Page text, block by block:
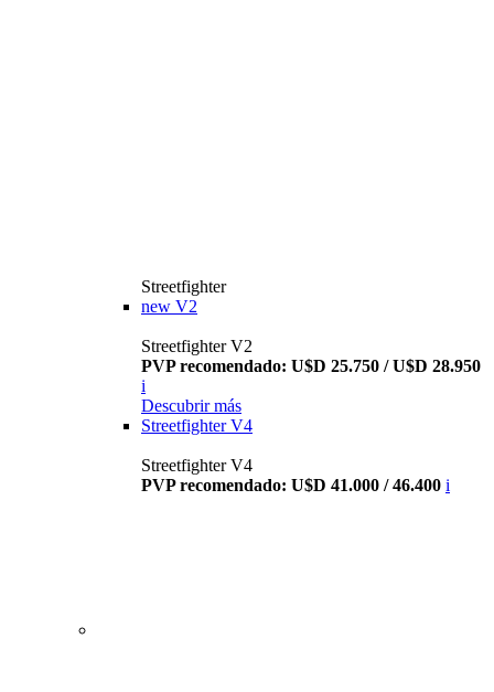
Streetfighter
new V2
Streetfighter V2
PVP recomendado: U$D 25.750 / U$D 28.950
i
Descubrir más
Streetfighter V4
Streetfighter V4
PVP recomendado: U$D 41.000 / 46.400 i